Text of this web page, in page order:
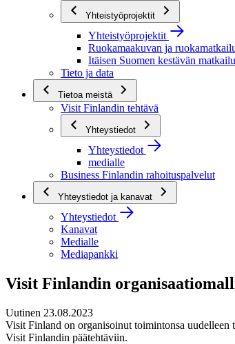
Yhteistyöprojektit
Yhteistyöprojektit
Ruokamaakuvan ja
Itäisen Suomen kestävän
Tieto ja data
Tietoa meistä
Visit Finlandin tehtävä
Yhteystiedot
Yhteystiedot
medialle
Business Finlandin rahoituspalvelut
Yhteystiedot ja kanavat
Yhteystiedot
Kanavat
Medialle
Mediapankki
Visit Finlandin
Uutinen 23.08.2023
Visit Finland on organisoinut toimintonsa uudelleen
Visit Finlandin päätehtäviin.